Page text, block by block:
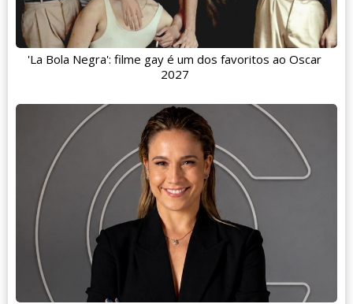
'La Bola Negra': filme gay é um dos favoritos ao Oscar
2027